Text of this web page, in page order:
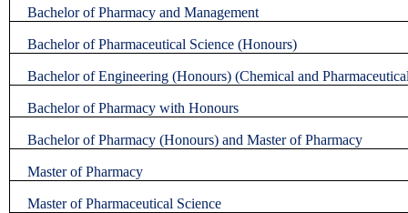
Bachelor of Pharmacy and Management
Bachelor of Pharmaceutical Science (Honours)
Bachelor of Engineering (Honours) (Chemical and
Bachelor of Pharmacy with Honours
Bachelor of Pharmacy (Honours) and Master of Pharmacy
Master of Pharmacy
Master of Pharmaceutical Science